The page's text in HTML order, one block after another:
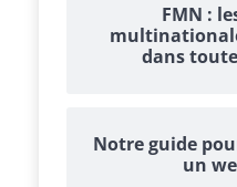
FMN :
dans
Notre guide
un